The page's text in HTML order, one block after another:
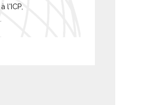
à l'ICP,